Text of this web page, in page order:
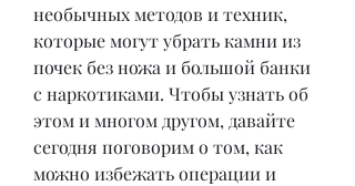
необычных методов и техник,
которые могут убрать камни из
почек без ножа и большой банки
с наркотиками. Чтобы узнать об
этом и многом другом, давайте
сегодня поговорим о том, как
можно избежать операции и